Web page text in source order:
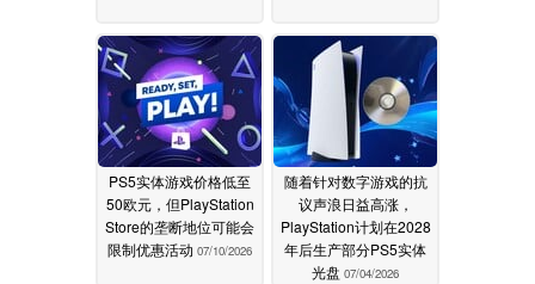
PS5实体游戏价格低至
50欧元，但PlayStation
Store的垄断地位可能会
限制优惠活动 07/10/2026
随着针对数字游戏的抗
议声浪日益高涨，
PlayStation计划在2028
年后生产部分PS5实体
光盘 07/04/2026